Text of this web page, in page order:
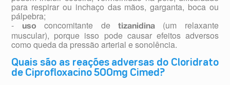
para respirar ou inchaço das mãos, garganta, boca ou
pálpebra;
- uso concomitante de tizanidina(um relaxante
muscular), porque isso pode causar efeitos adversos
como queda da pressão arterial e sonolência.
Quais são as reações adversas do Cloridrato
de Ciprofloxacino 500mg Cimed?